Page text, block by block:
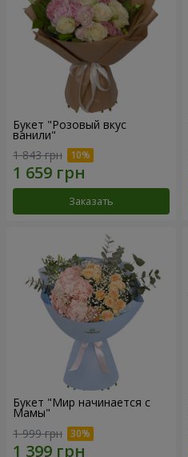
Букет "Розовый вкус
ванили"
1 843 грн
Заказать
Букет "Мир начинается с
Мамы"
1 999 грн